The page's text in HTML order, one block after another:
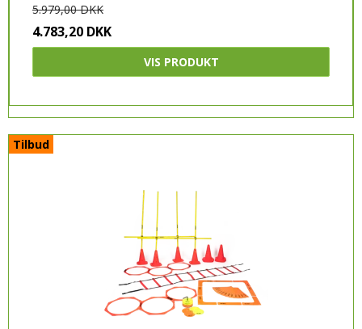
5.979,00 DKK
4.783,20 DKK
VIS PRODUKT
Tilbud